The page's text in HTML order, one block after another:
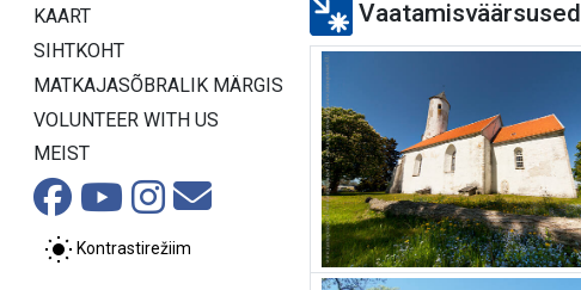
KAART
SIHTKOHT
MATKAJASÕBRALIK MÄRGIS
VOLUNTEER WITH US
MEIST
Kontrastirežiim
Vaatamisväärsused